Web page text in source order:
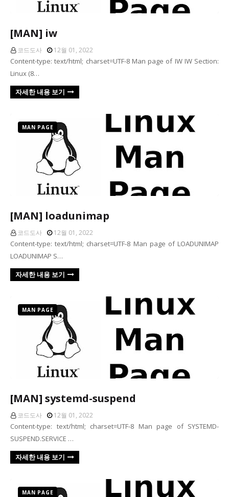
[MAN] iw
코드도사 12월 01, 2022
Content-type: text/html; charset=UTF-8 Man page of IW IW Section:
Linux (8…
자세한 내용 보기
MAN PAGE
[MAN] loadunimap
코드도사 12월 01, 2022
Content-type: text/html; charset=UTF-8 Man page of LOADUNIMAP
LOADUNIMAP S…
자세한 내용 보기
MAN PAGE
[MAN] systemd-suspend
코드도사 12월 01, 2022
Content-type: text/html; charset=UTF-8 Man page of SYSTEMD-
SUSPEND.SERVICE …
자세한 내용 보기
MAN PAGE